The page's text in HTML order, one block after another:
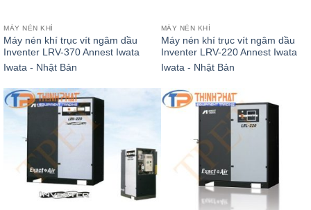
MÁY NÉN KHÍ
Máy nén khí trục vít ngâm dầu
Inventer LRV-370 Annest Iwata
Iwata - Nhật Bản
MÁY NÉN KHÍ
Máy nén khí trục vít ngâm dầu
Inventer LRV-220 Annest Iwata
Iwata - Nhật Bản